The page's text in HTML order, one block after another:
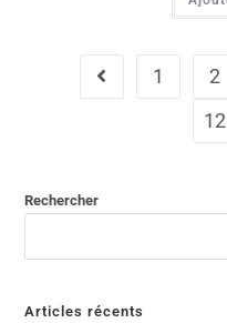
1 2
12
Rechercher
Articles récents